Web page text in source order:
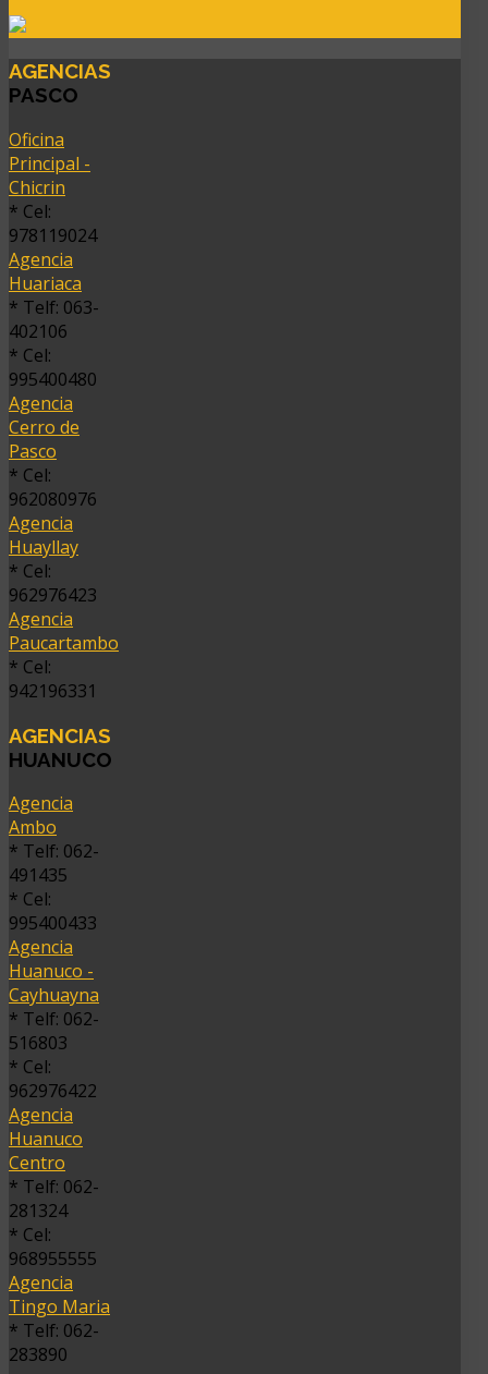
AGENCIAS
PASCO
Oficina
Principal -
Chicrin
* Cel:
978119024
Agencia
Huariaca
* Telf: 063-
402106
* Cel:
995400480
Agencia
Cerro de
Pasco
* Cel:
962080976
Agencia
Huayllay
* Cel:
962976423
Agencia
Paucartambo
* Cel:
942196331
AGENCIAS
HUANUCO
Agencia
Ambo
* Telf: 062-
491435
* Cel:
995400433
Agencia
Huanuco -
Cayhuayna
* Telf: 062-
516803
* Cel:
962976422
Agencia
Huanuco
Centro
* Telf: 062-
281324
* Cel:
968955555
Agencia
Tingo Maria
* Telf: 062-
283890